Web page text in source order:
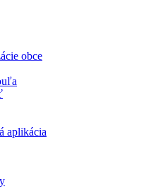
obce
aplikácia